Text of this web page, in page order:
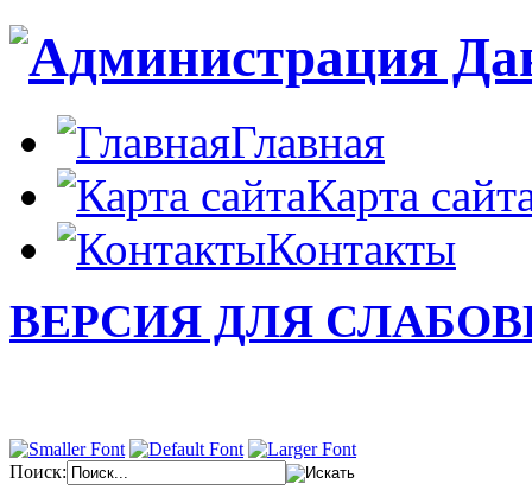
Главная
Карта
Контакты
ВЕРСИЯ ДЛЯ
Поиск: